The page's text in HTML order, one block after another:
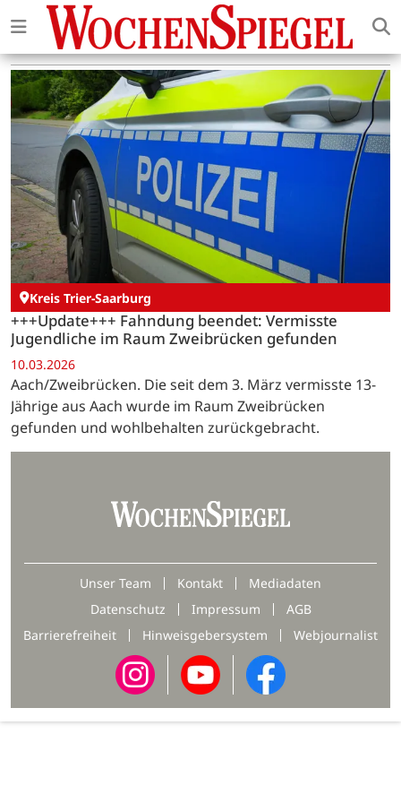
Kreis Trier-Saarburg
+++Update+++ Fahndung beendet: Vermisste
Jugendliche im Raum Zweibrücken gefunden
10.03.2026
Aach/Zweibrücken. Die seit dem 3. März vermisste 13-
Jährige aus Aach wurde im Raum Zweibrücken
gefunden und wohlbehalten zurückgebracht.
Unser Team Kontakt
Mediadaten
Datenschutz
Impressum
AGB
Barrierefreiheit
Hinweisgebersystem Webjournalist